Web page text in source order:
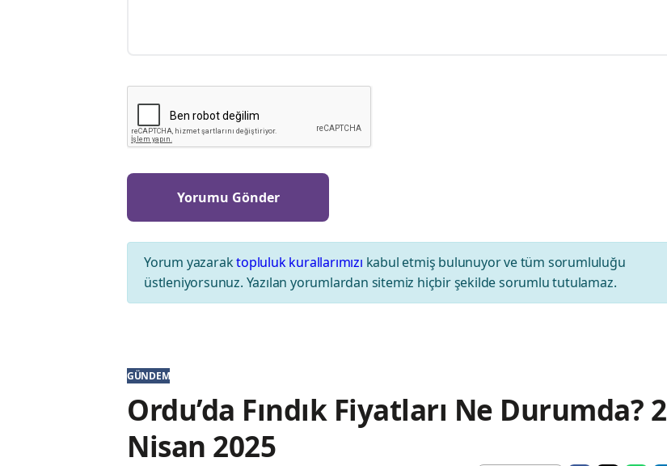
Yorum yazaraktopluluk kurallarımızı kabul etmiş bulunuyor ve tüm sorumluluğu
üstleniyorsunuz. Yazılan yorumlardan sitemiz hiçbir şekilde sorumlu tutulamaz.
GÜNDEM
Ordu’da Fındık Fiyatları Ne Durumda? 2
Nisan 2025